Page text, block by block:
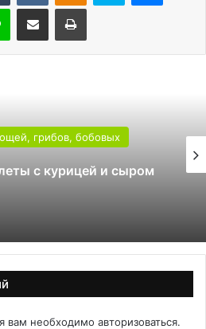
Line Поделиться через электронную почту Печатать
грибов, бобовых
с курицей и сыром
вам необходимо авторизоваться.